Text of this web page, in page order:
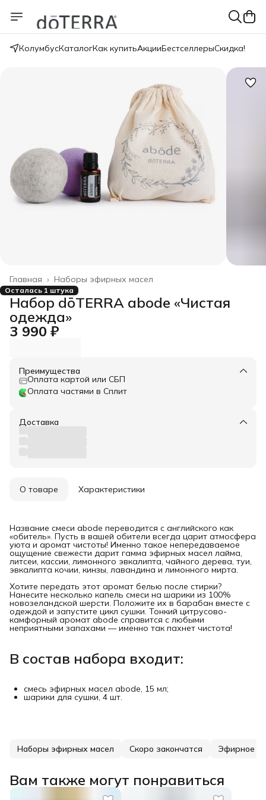
КолумбусКаталогКак купитьАкцииБестселлерыСкидка!
Наборы эфирных масел
Главная ›
Осталась 1 штука
Набор dōTERRA abode «Чистая
одежда»
3 990 ₽
Преимущества
Оплата картой или СБП
Оплата частями в Сплит
Доставка
О товаре Характеристики
Название смеси abode переводится с английского как
«обитель». Пусть в вашей обители всегда царит атмосфера
уюта и аромат чистоты! Именно такое непередаваемое
ощущение свежести дарит гамма эфирных масел лайма,
литсеи, кассии, лимонного эвкалипта, чайного дерева, туи,
эвкалипта кочии, кинзы, лавандина и лимонного мирта.
Хотите передать этот аромат белью после стирки?
Нанесите несколько капель смеси на шарики из 100%
новозеландской шерсти. Положите их в барабан вместе с
одеждой и запустите цикл сушки. Тонкий цитрусово-
камфорный аромат abode справится с любыми
неприятными запахами — именно так пахнет чистота!
В состав набора входит:
смесь эфирных масел abode, 15 мл;
шарики для сушки, 4 шт.
Наборы эфирных масел Скоро закончатся Эфирное
Вам также могут понравиться